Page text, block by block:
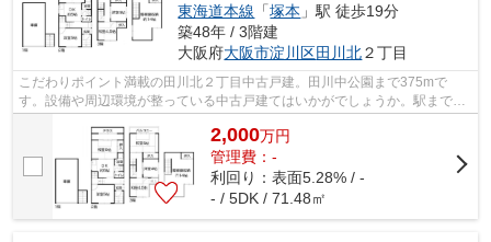
東海道本線 「塚本 」駅 徒歩19分
築48年 / 3階建
大阪府大阪市淀川区田川北２丁目
こだわりポイント満載の田川北２丁目中古戸建。田川中公園まで375mで
す。設備や周辺環境が整っている中古戸建てはいかがでしょうか。駅まで歩
2,000万円
管理費：-
利回り：表面5.28% / -
- / 5DK / 71.48㎡